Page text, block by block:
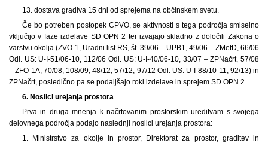
13. dostava gradiva 15 dni od sprejema na občinskem svetu.
Če bo potreben postopek CPVO, se aktivnosti s tega področja smiselno
vključijo v faze izdelave SD OPN 2 ter izvajajo skladno z določili Zakona o
varstvu okolja (ZVO-1, Uradni list RS, št. 39/06 – UPB1, 49/06 – ZMetD, 66/06
Odl. US: U-I-51/06-10, 112/06 Odl. US: U-I-40/06-10, 33/07 – ZPNačrt, 57/08
– ZFO-1A, 70/08, 108/09, 48/12, 57/12, 97/12 Odl. US: U-I-88/10-11, 92/13) in
ZPNačrt, posledično pa se podaljšajo roki izdelave in sprejem SD OPN 2.
6. Nosilci urejanja prostora
Prva in druga mnenja k načrtovanim prostorskim ureditvam s svojega
delovnega področja podajo naslednji nosilci urejanja prostora:
1. Ministrstvo za okolje in prostor, Direktorat za prostor, graditev in